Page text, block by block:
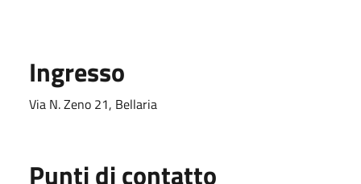
Ingresso
Via N. Zeno 21, Bellaria
Punti di contatto